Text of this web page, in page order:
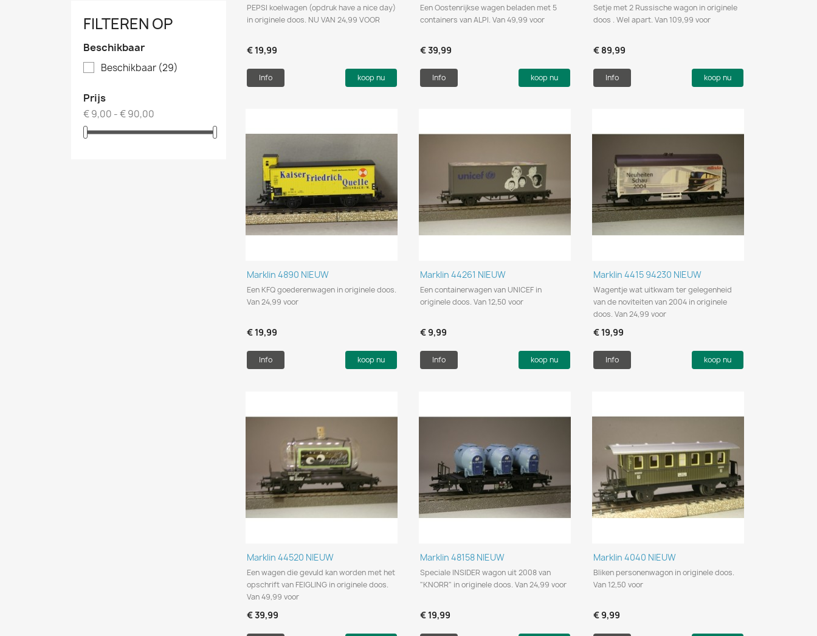
FILTEREN OP
Beschikbaar
Beschikbaar (29)
Prijs
€ 9,00 - € 90,00
PEPSI koelwagen (opdruk have a nice day)
in originele doos. NU VAN 24,99 VOOR
€ 19,99
Info koop nu
Een Oostenrijkse wagen beladen met 5
containers van ALPI. Van 49,99 voor
€ 39,99
Info koop nu
Setje met 2 Russische wagon in originele
doos . Wel apart. Van 109,99 voor
€ 89,99
Info koop nu
Snel bekijken
Marklin 4890 NIEUW
Een KFQ goederenwagen in originele doos.
Van 24,99 voor
€ 19,99
Info koop nu
Snel bekijken
Marklin 44261 NIEUW
Een containerwagen van UNICEF in
originele doos. Van 12,50 voor
€ 9,99
Info koop nu
Snel bekijken
Marklin 4415 94230 NIEUW
Wagentje wat uitkwam ter gelegenheid
van de noviteiten van 2004 in originele
doos. Van 24,99 voor
€ 19,99
Info koop nu
Snel bekijken
Marklin 44520 NIEUW
Een wagen die gevuld kan worden met het
opschrift van FEIGLING in originele doos.
Van 49,99 voor
€ 39,99
Snel bekijken
Marklin 48158 NIEUW
Speciale INSIDER wagon uit 2008 van
"KNORR" in originele doos. Van 24,99 voor
€ 19,99
Snel bekijken
Marklin 4040 NIEUW
Bliken personenwagon in originele doos.
Van 12,50 voor
€ 9,99